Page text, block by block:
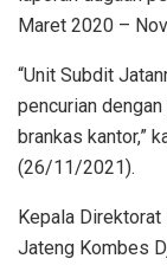
Maret 2020 –
“Unit Subdit
pencurian
brankas kantor,”
(26/11/2021).
Kepala
Jateng Kombes